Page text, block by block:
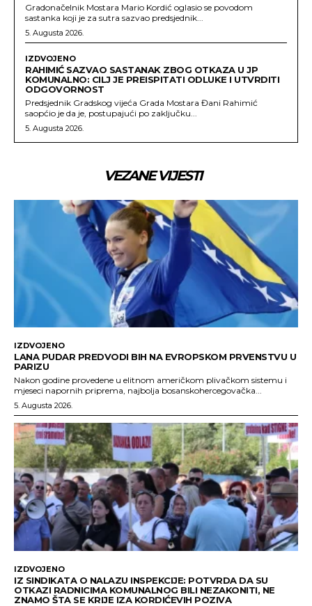
Gradonačelnik Mostara Mario Kordić oglasio se povodom
sastanka koji je za sutra sazvao predsjednik...
5. Augusta 2026.
IZDVOJENO
RAHIMIĆ SAZVAO SASTANAK ZBOG OTKAZA U JP
KOMUNALNO: CILJ JE PREISPITATI ODLUKE I UTVRDITI
ODGOVORNOST
Predsjednik Gradskog vijeća Grada Mostara Đani Rahimić
saopćio je da je, postupajući po zaključku...
5. Augusta 2026.
VEZANE VIJESTI
IZDVOJENO
LANA PUDAR PREDVODI BIH NA EVROPSKOM PRVENSTVU U
PARIZU
Nakon godine provedene u elitnom američkom plivačkom sistemu i
mjeseci napornih priprema, najbolja bosanskohercegovačka...
5. Augusta 2026.
IZDVOJENO
IZ SINDIKATA O NALAZU INSPEKCIJE: POTVRDA DA SU
OTKAZI RADNICIMA KOMUNALNOG BILI NEZAKONITI, NE
ZNAMO ŠTA SE KRIJE IZA KORDIĆEVIH POZIVA